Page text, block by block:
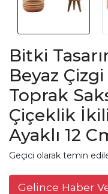
Bitki
Beyaz
Toprak
Çiçeklik
Ayaklı 12
Geçici olarak temin
Gelince Haber